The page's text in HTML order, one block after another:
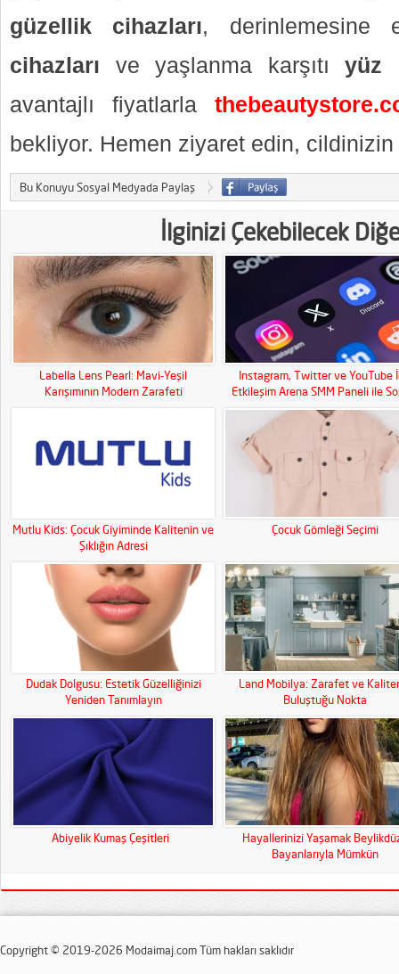
güzellik cihazları,
cihazları ve yaşlanma karşıtı yüz
avantajlı fiyatlarla
bekliyor. Hemen ziyaret edin, cildinizin
Bu Konuyu Sosyal Medyada Paylaş
İlginizi Çekebilecek
Labella Lens Pearl: Mavi-Yeşil
Karışımının Modern Zarafeti
Instagram, Twitter ve YouTube
Etkileşim Arena SMM Paneli ile
Medya Gücünüzü Artırın!
Mutlu Kids: Çocuk Giyiminde Kalitenin ve
Şıklığın Adresi
Çocuk Gömleği Seçimi
Dudak Dolgusu: Estetik Güzelliğinizi
Yeniden Tanımlayın
Land Mobilya: Zarafet ve
Buluştuğu Nokta
Abiyelik Kumaş Çeşitleri
Hayallerinizi Yaşamak
Bayanlarıyla Mümkün
Copyright © 2019-2026 Modaimaj.com Tüm hakları saklıdır